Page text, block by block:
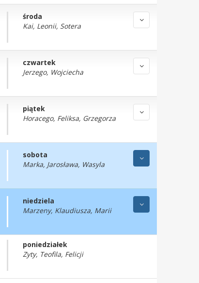
środa
Kai, Leonii, Sotera
czwartek
Jerzego, Wojciecha
piątek
Horacego, Feliksa, Grzegorza
sobota
Marka, Jarosława, Wasyla
niedziela
Marzeny, Klaudiusza, Marii
poniedziałek
Zyty, Teofila, Felicji